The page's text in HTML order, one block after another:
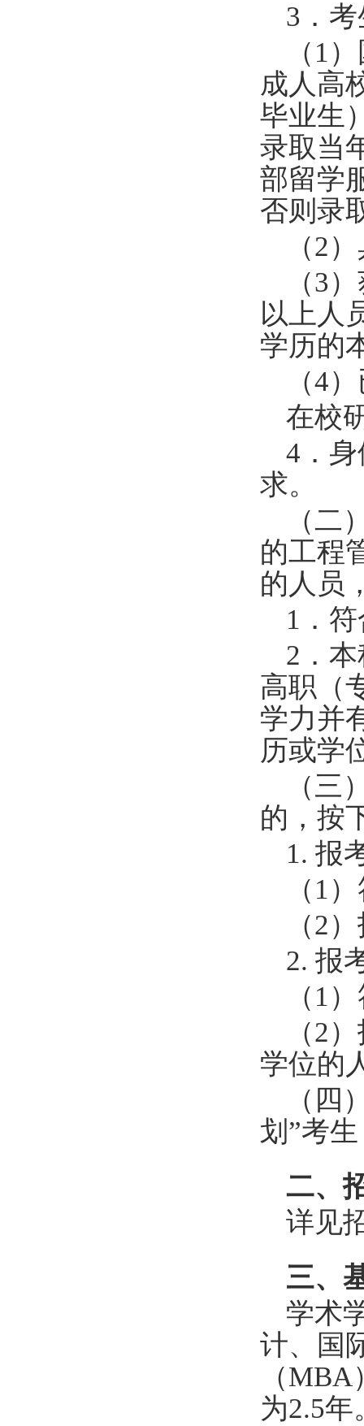
3 ．
（ 1
成人高
毕业生
录取当
部留学
否则录
（2
（3
以上人
学历的
（4
在校
4 ．
求。
（二
的工程
的人员
1 ．
2 ．
高职（
学力并
历或学
（
的，按
1. 报
（ 1）
（2）
2. 报
（ 1）
（2）
学位的
（四
划 ”考生
二、
详见
三、
学术
计、国
（MBA
为2.5年